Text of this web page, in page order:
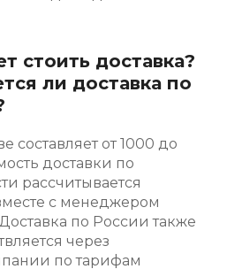
стоить доставка?
ли доставка по
составляет от 1000 до
доставки по
рассчитывается
с менеджером
по России также
через
по тарифам